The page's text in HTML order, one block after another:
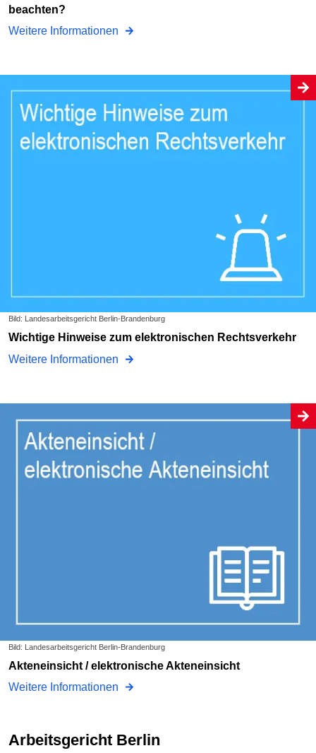
beachten?
Weitere Informationen
Bild: Landesarbeitsgericht Berlin-Brandenburg
Wichtige Hinweise zum elektronischen Rechtsverkehr
Weitere Informationen
Bild: Landesarbeitsgericht Berlin-Brandenburg
Akteneinsicht / elektronische Akteneinsicht
Weitere Informationen
Arbeitsgericht Berlin